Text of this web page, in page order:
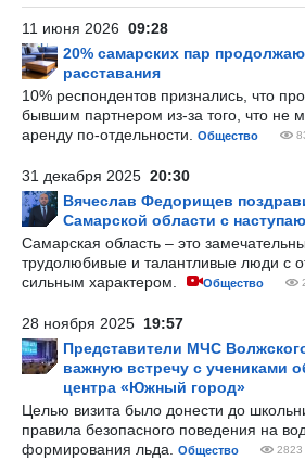
11 июня 2026 09:28
20% самарских пар
расставания
10% респондентов признались, что
бывшим партнером из-за того, что не
аренду по-отдельности.
Общество
31 декабря 2025 20:30
Вячеслав Федорищев
Самарской области с
Самарская область – это
трудолюбивые и талантливые люди с
сильным характером.
Общество
28 ноября 2025 19:57
Представители МЧС
важную встречу с учениками
центра «Южный город»
Целью визита было донести до
правила безопасного поведения на
формирования льда.
Общество 2823